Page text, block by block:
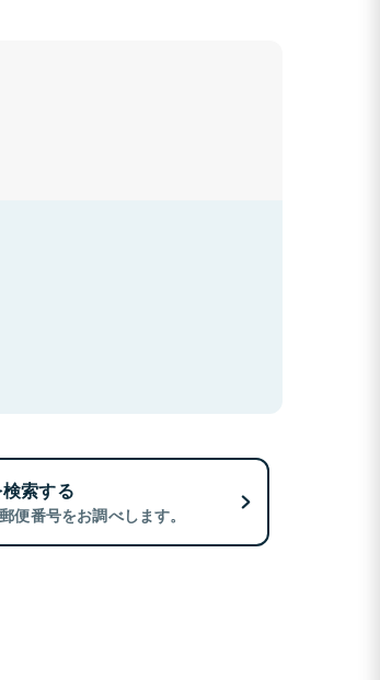
索する
便番号をお調べします。